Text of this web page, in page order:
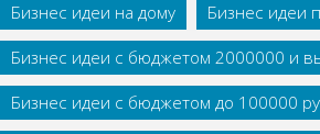
Бизнес идеи на дому
Бизнес идеи
Бизнес идеи с бюджетом 2000000 и
Бизнес идеи с бюджетом до 100000